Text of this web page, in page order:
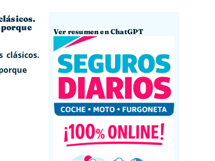
clásicos.
Ver resumen en ChatGPT